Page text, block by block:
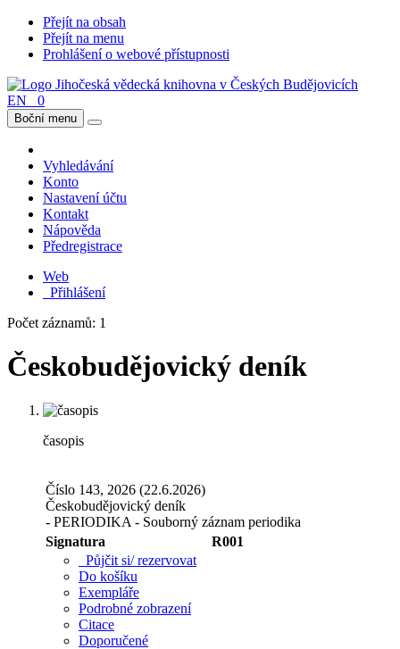
Přejít na obsah
Přejít na menu
Prohlášení o webové přístupnosti
EN 0
Boční menu
Vyhledávání
Konto
Nastavení účtu
Kontakt
Nápověda
Předregistrace
Web
Přihlášení
Počet záznamů: 1
Českobudějovický deník
časopis
Číslo 143, 2026 (22.6.2026)
Českobudějovický deník
- PERIODIKA - Souborný záznam periodika
Signatura
R001
Půjčit si/ rezervovat
Do košíku
Exempláře
Podrobné zobrazení
Citace
Doporučené